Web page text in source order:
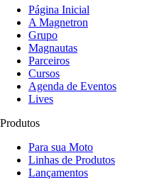
Página Inicial
A Magnetron
Grupo
Magnautas
Parceiros
Cursos
Agenda de Eventos
Lives
Produtos
Para sua Moto
Linhas de Produtos
Lançamentos